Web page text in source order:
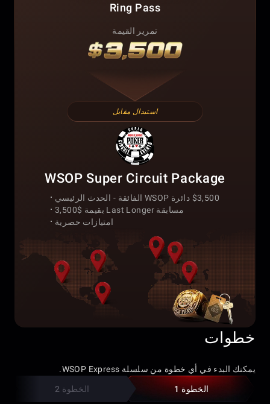
Ring Pass
تمرير القيمة
استبدال مقابل
WSOP Super Circuit Package
$3,500 دائرة WSOP الفائقة - الحدث الرئيسي
مسابقة Last Longer بقيمة $3,500
امتيازات حصرية
خطوات
يمكنك البدء في أي خطوة من سلسلة WSOP Express.
الخطوة 1 الخطوة 2